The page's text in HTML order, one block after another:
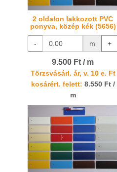
2 oldalon lakkozott PVC
ponyva, közép kék (5656)
- m +
9.500 Ft / m
Törzsvásárl. ár, v. 10 e. Ft
kosárért. felett: 8.550 Ft /
m